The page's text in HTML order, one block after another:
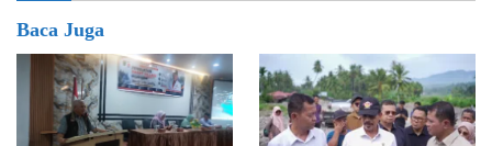
Baca Juga